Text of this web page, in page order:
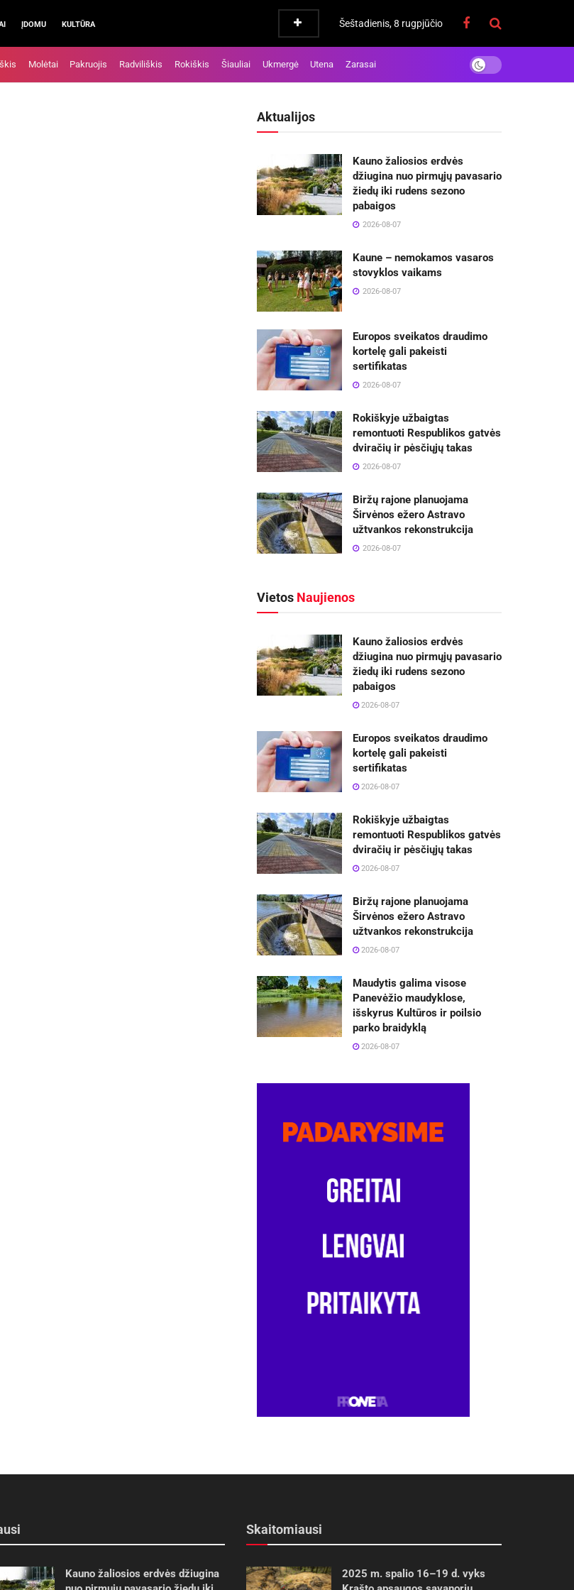
ĮDOMU KULTŪRA Šeštadienis, 8 rugpjūčio
Molėtai Pakruojis Radviliškis Rokiškis Šiauliai Ukmergė Utena Zarasai
Aktualijos
Kauno žaliosios erdvės
džiugina nuo pirmųjų pavasario
žiedų iki rudens sezono
pabaigos
2026-08-07
Kaune – nemokamos vasaros
stovyklos vaikams
2026-08-07
Europos sveikatos draudimo
kortelę gali pakeisti
sertifikatas
2026-08-07
Rokiškyje užbaigtas
remontuoti Respublikos gatvės
dviračių ir pėsčiųjų takas
2026-08-07
Biržų rajone planuojama
Širvėnos ežero Astravo
užtvankos rekonstrukcija
2026-08-07
Vietos Naujienos
Kauno žaliosios erdvės
džiugina nuo pirmųjų pavasario
žiedų iki rudens sezono
pabaigos
2026-08-07
Europos sveikatos draudimo
kortelę gali pakeisti
sertifikatas
2026-08-07
Rokiškyje užbaigtas
remontuoti Respublikos gatvės
dviračių ir pėsčiųjų takas
2026-08-07
Biržų rajone planuojama
Širvėnos ežero Astravo
užtvankos rekonstrukcija
2026-08-07
Maudytis galima visose
Panevėžio maudyklose,
išskyrus Kultūros ir poilsio
parko braidyklą
2026-08-07
Kauno žaliosios erdvės džiugina
Skaitomiausi
2025 m. spalio 16–19 d. vyks